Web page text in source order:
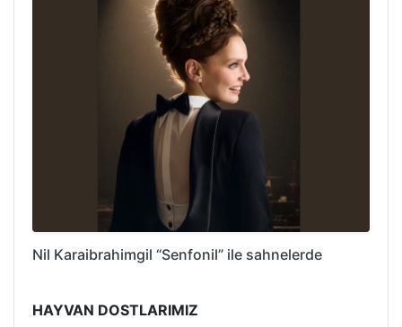
Nil Karaibrahimgil “Senfonil” ile sahnelerde
HAYVAN DOSTLARIMIZ